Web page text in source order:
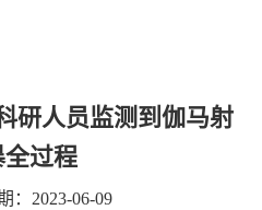
研人员监测到伽马射
全过程
：2023-06-09